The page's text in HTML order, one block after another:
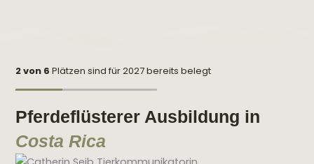
2 von 6 Plätzen sind für 2027 bereits belegt
Pferdeflüsterer Ausbildung in
Costa Rica